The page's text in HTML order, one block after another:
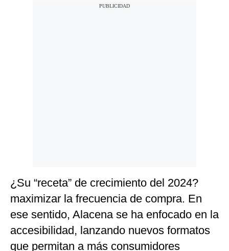
¿Su “receta” de crecimiento del 2024?
maximizar la frecuencia de compra. En
ese sentido, Alacena se ha enfocado en la
accesibilidad, lanzando nuevos formatos
que permitan a más consumidores